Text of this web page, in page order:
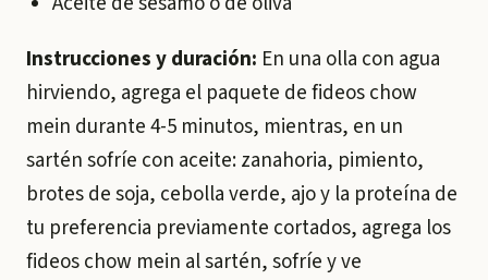
Instrucciones y duración: En una olla con agua
hirviendo, agrega el paquete de fideos chow
mein durante 4-5 minutos, mientras, en un
sartén sofríe con aceite: zanahoria, pimiento,
brotes de soja, cebolla verde, ajo y la proteína de
tu preferencia previamente cortados, agrega los
fideos chow mein al sartén, sofríe y ve